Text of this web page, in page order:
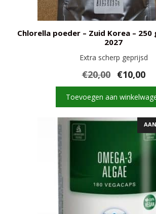
Chlorella poeder – Zuid Korea –
2027
Extra scherp geprijsd
€20,00
prijs
€20,00.
€10,00
Toevoegen aan